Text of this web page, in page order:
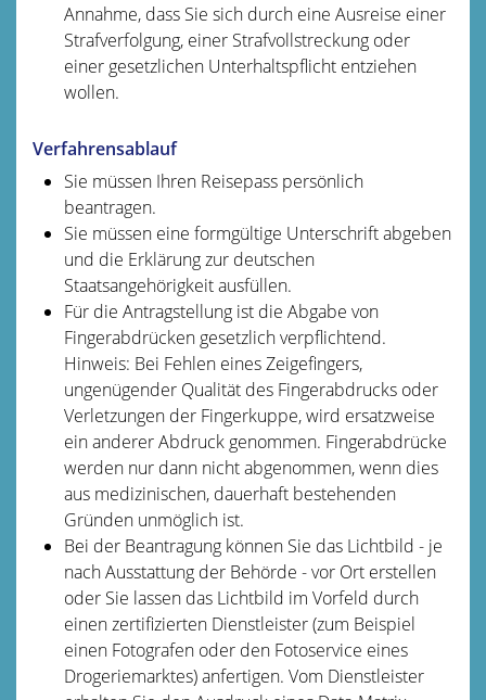
Annahme, dass Sie sich durch eine Ausreise einer
Strafverfolgung, einer Strafvollstreckung oder
einer gesetzlichen Unterhaltspflicht entziehen
wollen.
Verfahrensablauf
Sie müssen Ihren Reisepass persönlich
beantragen.
Sie müssen eine formgültige Unterschrift abgeben
und die Erklärung zur deutschen
Staatsangehörigkeit ausfüllen.
Für die Antragstellung ist die Abgabe von
Fingerabdrücken gesetzlich verpflichtend.
Hinweis: Bei Fehlen eines Zeigefingers,
ungenügender Qualität des Fingerabdrucks oder
Verletzungen der Fingerkuppe, wird ersatzweise
ein anderer Abdruck genommen. Fingerabdrücke
werden nur dann nicht abgenommen, wenn dies
aus medizinischen, dauerhaft bestehenden
Gründen unmöglich ist.
Bei der Beantragung können Sie das Lichtbild - je
nach Ausstattung der Behörde - vor Ort erstellen
oder Sie lassen das Lichtbild im Vorfeld durch
einen zertifizierten Dienstleister (zum Beispiel
einen Fotografen oder den Fotoservice eines
Drogeriemarktes) anfertigen. Vom Dienstleister